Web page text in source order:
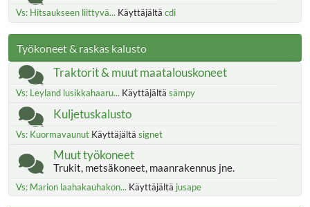
Vs: Hitsaukseen liittyvä... Käyttäjältä cdi
Työkoneet & raskas kalusto
Traktorit & muut maatalouskoneet
Vs: Leyland lusikkahaaru... Käyttäjältä sämpy
Kuljetuskalusto
Vs: Kuormavaunut Käyttäjältä signet
Muut työkoneet
Trukit, metsäkoneet, maanrakennus jne.
Vs: Marion laahakauhakon... Käyttäjältä jusape